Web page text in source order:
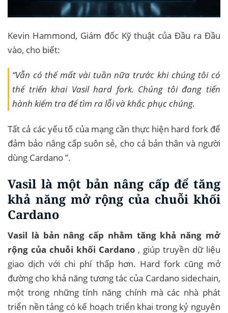
Kevin Hammond, Giám đốc Kỹ thuật của Đầu ra Đầu
vào, cho biết:
“Vẫn có thể mất vài tuần nữa trước khi chúng tôi có
thể triển khai Vasil hard fork. Chúng tôi đang tiến
hành kiểm tra để tìm ra lỗi và khắc phục chúng.
Tất cả các yếu tố của mạng cần thực hiện hard fork để
đảm bảo nâng cấp suôn sẻ, cho cả bản thân và người
dùng Cardano ”.
Vasil là một bản nâng cấp để tăng
khả năng mở rộng của chuỗi khối
Cardano
Vasil là bản nâng cấp nhằm tăng khả năng mở
rộng của chuỗi khối Cardano , giúp truyền dữ liệu
giao dịch với chi phí thấp hơn. Hard fork cũng mở
đường cho khả năng tương tác của Cardano sidechain,
một trong những tính năng chính mà các nhà phát
triển nền tảng có kế hoạch triển khai trong kỷ nguyên